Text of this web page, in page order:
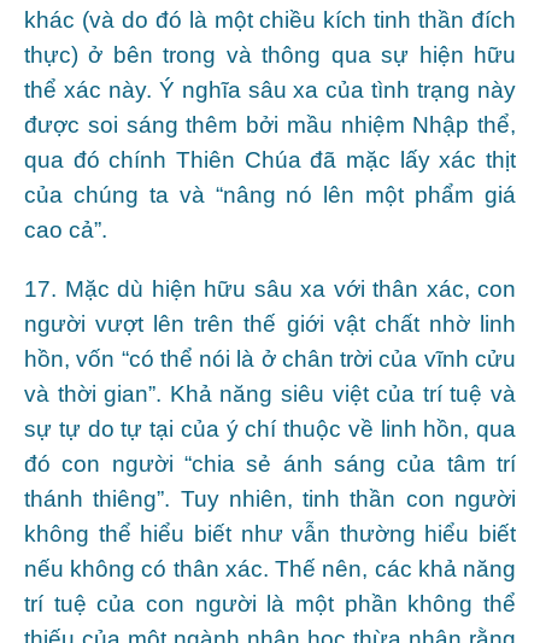
khác (và do đó là một chiều kích tinh thần đích
thực) ở bên trong và thông qua sự hiện hữu
thể xác này. Ý nghĩa sâu xa của tình trạng này
được soi sáng thêm bởi mầu nhiệm Nhập thể,
qua đó chính Thiên Chúa đã mặc lấy xác thịt
của chúng ta và “nâng nó lên một phẩm giá
cao cả”.
17. Mặc dù hiện hữu sâu xa với thân xác, con
người vượt lên trên thế giới vật chất nhờ linh
hồn, vốn “có thể nói là ở chân trời của vĩnh cửu
và thời gian”. Khả năng siêu việt của trí tuệ và
sự tự do tự tại của ý chí thuộc về linh hồn, qua
đó con người “chia sẻ ánh sáng của tâm trí
thánh thiêng”. Tuy nhiên, tinh thần con người
không thể hiểu biết như vẫn thường hiểu biết
nếu không có thân xác. Thế nên, các khả năng
trí tuệ của con người là một phần không thể